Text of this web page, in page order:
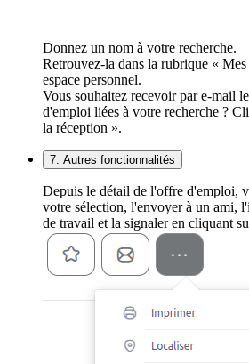
Donnez un nom à votre recherche.
Retrouvez-la dans la rubrique «
espace personnel.
Vous souhaitez recevoir par e-mail
d'emploi liées à votre recherche ?
la réception ».
7. Autres fonctionnalités
Depuis le détail de l'offre d'emploi,
votre sélection, l'envoyer à un ami,
de travail et la signaler en cliquant